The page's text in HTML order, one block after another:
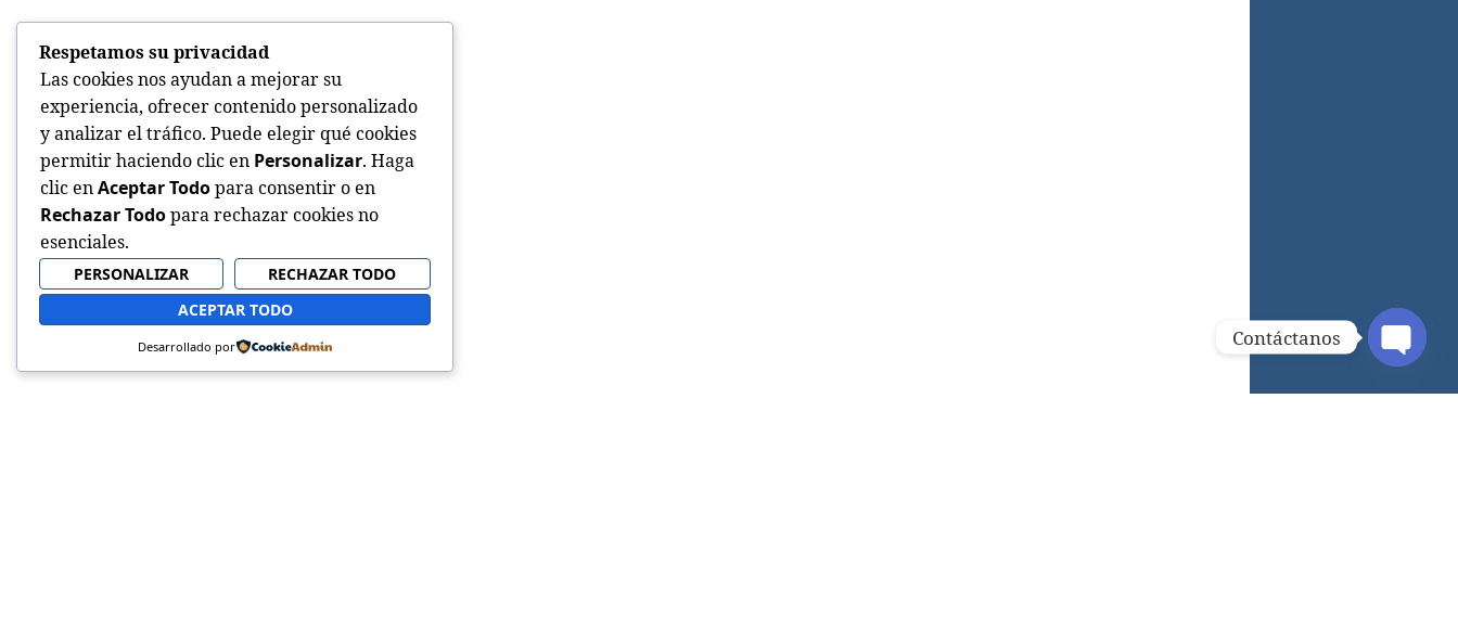
Respetamos su privacidad
Las cookies nos ayudan a mejorar su
experiencia, ofrecer contenido personalizado
y analizar el tráfico. Puede elegir qué cookies
permitir haciendo clic en Personalizar. Haga
clic enAceptar Todopara consentir o en
Rechazar Todopara rechazar cookies no
esenciales.
PERSONALIZAR
RECHAZAR TODO
ACEPTAR TODO
Desarrollado por Contáctanos
OPEN